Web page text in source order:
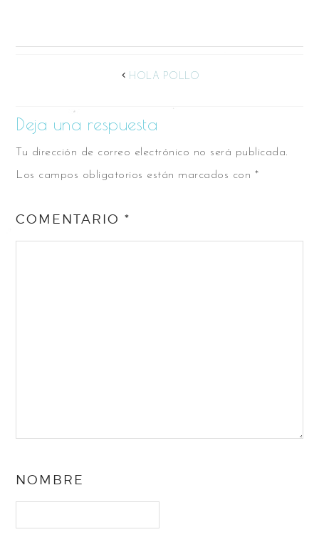
HOLA POLLO
Deja una respuesta
Tu dirección de correo electrónico no será publicada.
Los campos obligatorios están marcados con *
COMENTARIO*
NOMBRE